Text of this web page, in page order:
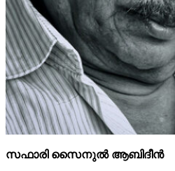
സഫാരി സൈനുല്‍ ആബിദീന്‍